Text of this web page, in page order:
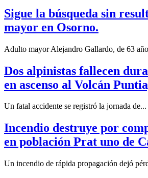
Sigue la búsqueda sin
mayor en Osorno.
Adulto mayor Alejandro Gallardo, de 63
Dos alpinistas fallecen
en ascenso al Volcán
Un fatal accidente se registró la jornada de...
Incendio destruye por
en población Prat uno de
Un incendio de rápida propagación dejó